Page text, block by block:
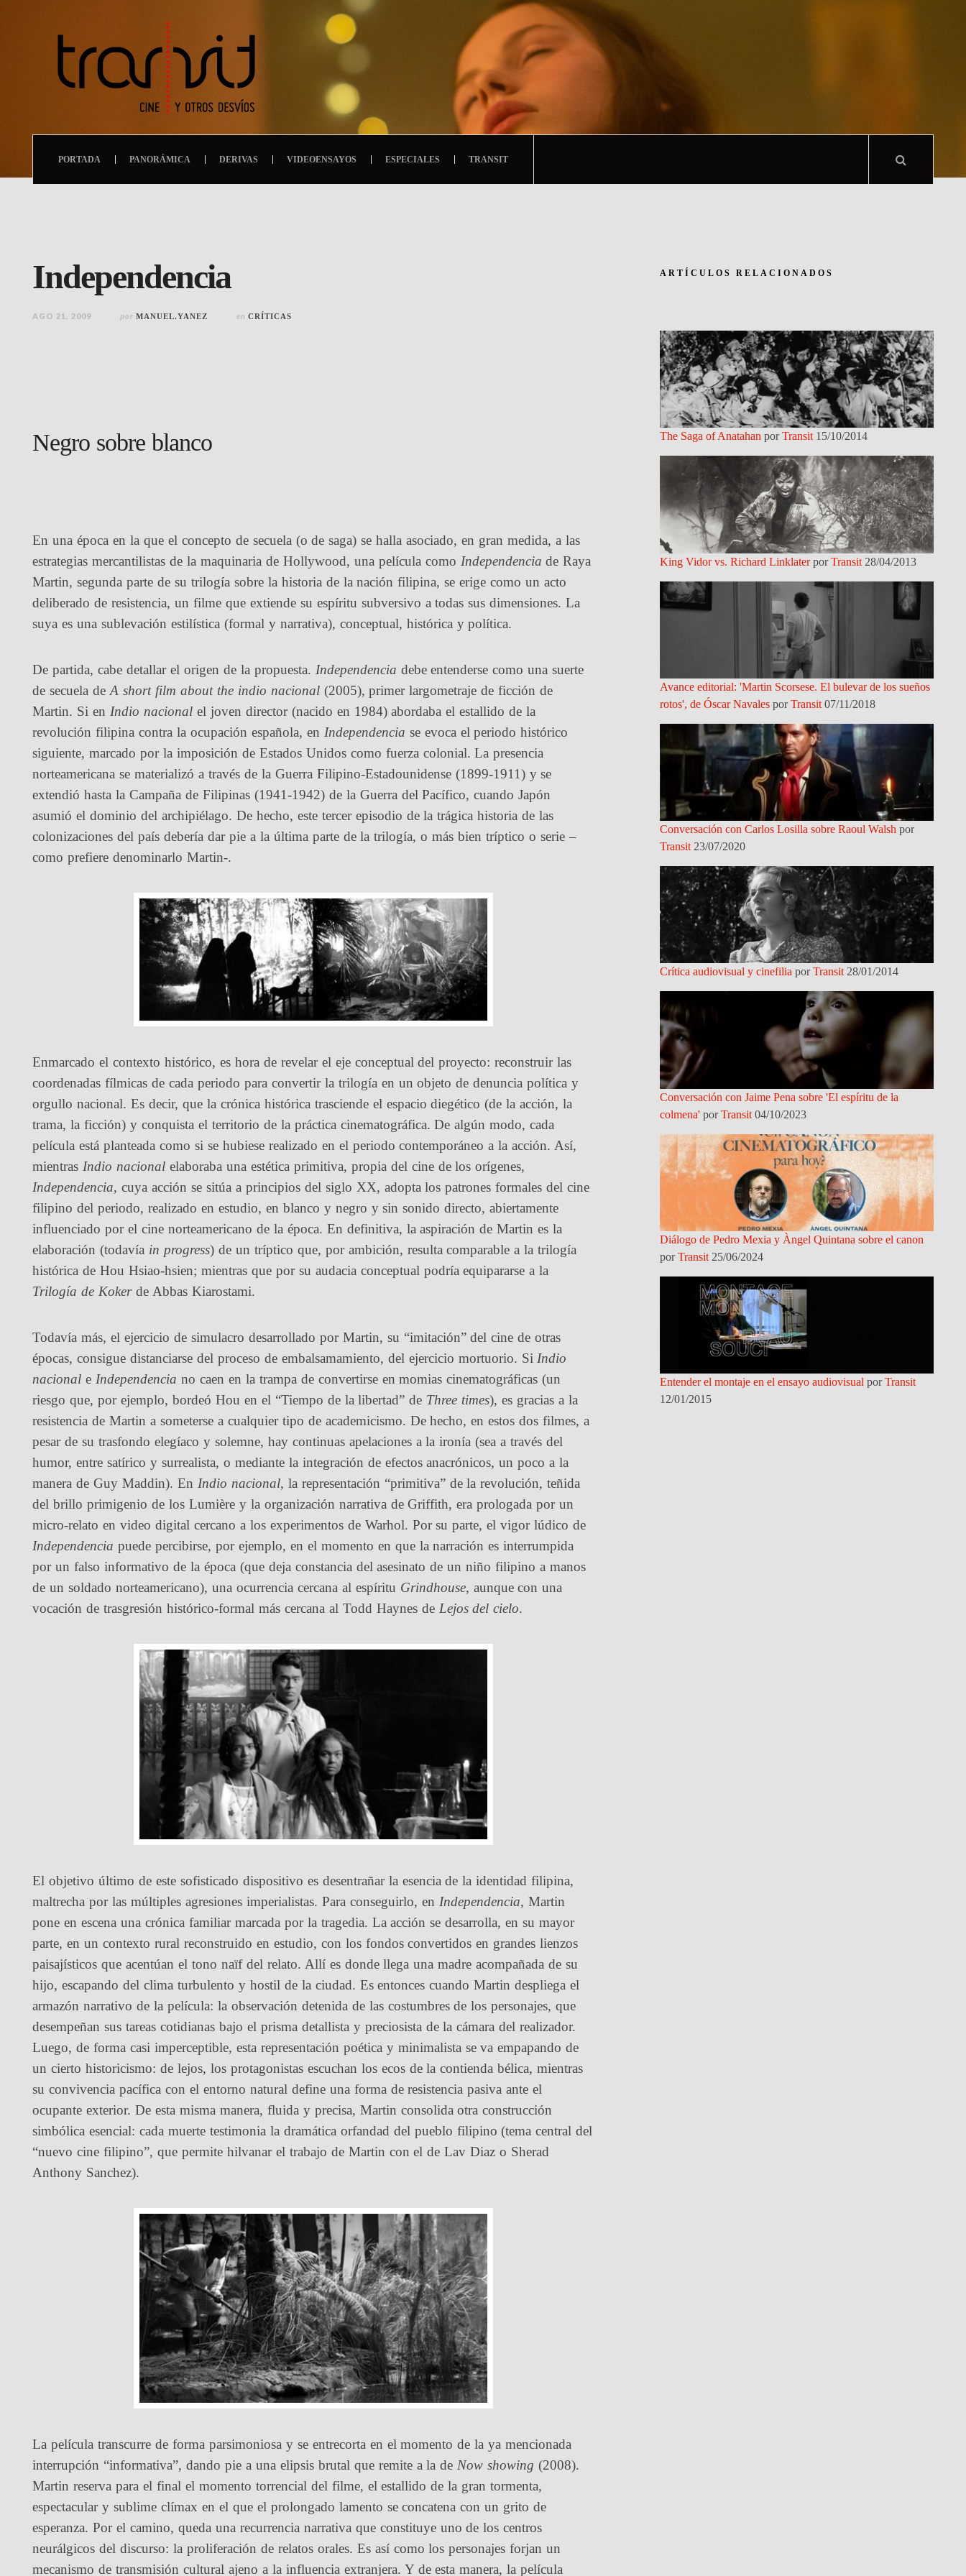
PORTADA PANORÁMICA DERIVAS VIDEOENSAYOS ESPECIALES TRANSIT
Independencia
AGO 21, 2009 por MANUEL.YANEZ en CRÍTICAS
Negro sobre blanco
En una época en la que el concepto de secuela (o de saga) se halla asociado, en gran medida, a las
estrategias mercantilistas de la maquinaria de Hollywood, una película como Independencia de Raya
Martin, segunda parte de su trilogía sobre la historia de la nación filipina, se erige como un acto
deliberado de resistencia, un filme que extiende su espíritu subversivo a todas sus dimensiones. La
suya es una sublevación estilística (formal y narrativa), conceptual, histórica y política.
De partida, cabe detallar el origen de la propuesta. Independencia debe entenderse como una suerte
de secuela de A short film about the indio nacional(2005), primer largometraje de ficción de
Martin. Si en Indio nacionalel joven director (nacido en 1984) abordaba el estallido de la
revolución filipina contra la ocupación española, en Independencia se evoca el periodo histórico
siguiente, marcado por la imposición de Estados Unidos como fuerza colonial. La presencia
norteamericana se materializó a través de la Guerra Filipino-Estadounidense (1899-1911) y se
extendió hasta la Campaña de Filipinas (1941-1942) de la Guerra del Pacífico, cuando Japón
asumió el dominio del archipiélago. De hecho, este tercer episodio de la trágica historia de las
colonizaciones del país debería dar pie a la última parte de la trilogía, o más bien tríptico o serie –
como prefiere denominarlo Martin-.
Enmarcado el contexto histórico, es hora de revelar el eje conceptual del proyecto: reconstruir las
coordenadas fílmicas de cada periodo para convertir la trilogía en un objeto de denuncia política y
orgullo nacional. Es decir, que la crónica histórica trasciende el espacio diegético (de la acción, la
trama, la ficción) y conquista el territorio de la práctica cinematográfica. De algún modo, cada
película está planteada como si se hubiese realizado en el periodo contemporáneo a la acción. Así,
mientras Indio nacionalelaboraba una estética primitiva, propia del cine de los orígenes,
Independencia, cuya acción se sitúa a principios del siglo XX, adopta los patrones formales del cine
filipino del periodo, realizado en estudio, en blanco y negro y sin sonido directo, abiertamente
influenciado por el cine norteamericano de la época. En definitiva, la aspiración de Martin es la
elaboración (todavía in progress) de un tríptico que, por ambición, resulta comparable a la trilogía
histórica de Hou Hsiao-hsien; mientras que por su audacia conceptual podría equipararse a la
Trilogía de Kokerde Abbas Kiarostami.
Todavía más, el ejercicio de simulacro desarrollado por Martin, su “imitación” del cine de otras
épocas, consigue distanciarse del proceso de embalsamamiento, del ejercicio mortuorio. SiIndio
nacional e Independencia no caen en la trampa de convertirse en momias cinematográficas (un
riesgo que, por ejemplo, bordeó Hou en el “Tiempo de la libertad” de Three times), es gracias a la
resistencia de Martin a someterse a cualquier tipo de academicismo. De hecho, en estos dos filmes, a
pesar de su trasfondo elegíaco y solemne, hay continuas apelaciones a la ironía (sea a través del
humor, entre satírico y surrealista, o mediante la integración de efectos anacrónicos, un poco a la
manera de Guy Maddin). En Indio nacional, la representación “primitiva” de la revolución, teñida
del brillo primigenio de los Lumière y la organización narrativa de Griffith, era prologada por un
micro-relato en video digital cercano a los experimentos de Warhol. Por su parte, el vigor lúdico de
Independencia puede percibirse, por ejemplo, en el momento en que la narración es interrumpida
por un falso informativo de la época (que deja constancia del asesinato de un niño filipino a manos
de un soldado norteamericano), una ocurrencia cercana al espíritu Grindhouse, aunque con una
vocación de trasgresión histórico-formal más cercana al Todd Haynes de Lejos del cielo.
El objetivo último de este sofisticado dispositivo es desentrañar la esencia de la identidad filipina,
maltrecha por las múltiples agresiones imperialistas. Para conseguirlo, en Independencia, Martin
pone en escena una crónica familiar marcada por la tragedia. La acción se desarrolla, en su mayor
parte, en un contexto rural reconstruido en estudio, con los fondos convertidos en grandes lienzos
paisajísticos que acentúan el tono naïf del relato. Allí es donde llega una madre acompañada de su
hijo, escapando del clima turbulento y hostil de la ciudad. Es entonces cuando Martin despliega el
armazón narrativo de la película: la observación detenida de las costumbres de los personajes, que
desempeñan sus tareas cotidianas bajo el prisma detallista y preciosista de la cámara del realizador.
Luego, de forma casi imperceptible, esta representación poética y minimalista se va empapando de
un cierto historicismo: de lejos, los protagonistas escuchan los ecos de la contienda bélica, mientras
su convivencia pacífica con el entorno natural define una forma de resistencia pasiva ante el
ocupante exterior. De esta misma manera, fluida y precisa, Martin consolida otra construcción
simbólica esencial: cada muerte testimonia la dramática orfandad del pueblo filipino (tema central del
“nuevo cine filipino”, que permite hilvanar el trabajo de Martin con el de Lav Diaz o Sherad
Anthony Sanchez).
La película transcurre de forma parsimoniosa y se entrecorta en el momento de la ya mencionada
interrupción “informativa”, dando pie a una elipsis brutal que remite a la de Now showing (2008).
Martin reserva para el final el momento torrencial del filme, el estallido de la gran tormenta,
espectacular y sublime clímax en el que el prolongado lamento se concatena con un grito de
esperanza. Por el camino, queda una recurrencia narrativa que constituye uno de los centros
neurálgicos del discurso: la proliferación de relatos orales. Es así como los personajes forjan un
mecanismo de transmisión cultural ajeno a la influencia extranjera. Y de esta manera, la película
ARTÍCULOS RELACIONADOS
The Saga of Anatahan porTransit 15/10/2014
King Vidor vs. Richard LinklaterporTransit 28/04/2013
Avance editorial: 'Martin Scorsese. El bulevar de los sueños
rotos', de Óscar NavalesporTransit 07/11/2018
Conversación con Carlos Losilla sobre Raoul Walshpor
Transit 23/07/2020
Crítica audiovisual y cinefiliaporTransit 28/01/2014
Conversación con Jaime Pena sobre 'El espíritu de la
colmena'porTransit 04/10/2023
Diálogo de Pedro Mexia y Àngel Quintana sobre el canon
porTransit 25/06/2024
Entender el montaje en el ensayo audiovisual porTransit
12/01/2015